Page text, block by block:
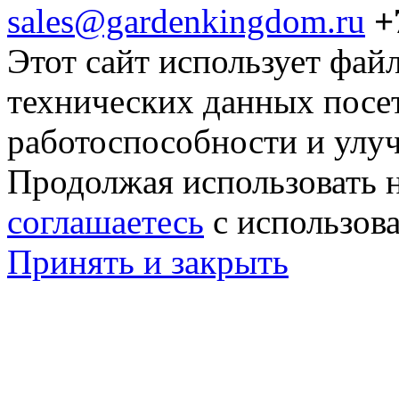
sales@gardenkingdom.ru
Этот сайт использует
технических данных
работоспособности и
Продолжая использовать
соглашаетесь с
Принять и закрыть